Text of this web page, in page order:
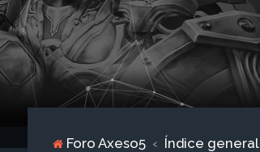
Foro Axeso5 Índice general